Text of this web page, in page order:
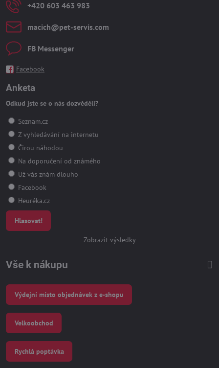
+420 603 463 983
macich​@pet-servis​.com
FB Messenger
Facebook
Anketa
Odkud jste se o nás dozvěděli?
Seznam.cz
Z vyhledávání na internetu
Čirou náhodou
Na doporučení od známého
Už vás znám dlouho
Facebook
Heuréka.cz
Hlasovat!
Zobrazit výsledky
Vše k nákupu
Výdejní místo objednávek z e-shopu
Velkoobchod
Rychlá poptávka